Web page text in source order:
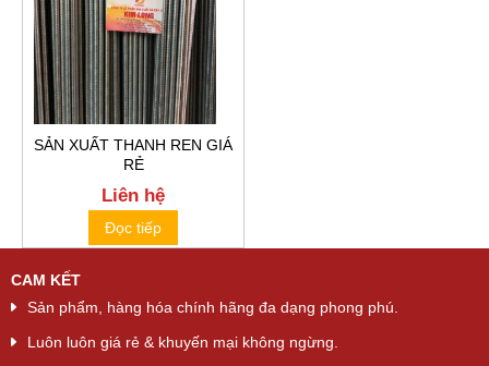
SẢN XUẤT THANH REN GIÁ
RẺ
Liên hệ
Đọc tiếp
CAM KẾT
Sản phẩm, hàng hóa chính hãng đa dạng phong phú.
Luôn luôn giá rẻ & khuyến mại không ngừng.